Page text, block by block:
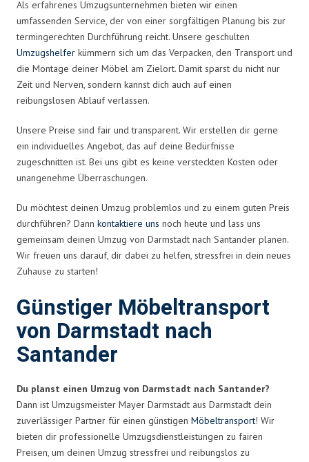
Als erfahrenes Umzugsunternehmen bieten wir einen
umfassenden Service, der von einer sorgfältigen Planung bis zur
termingerechten Durchführung reicht. Unsere geschulten
Umzugshelfer kümmern sich um das Verpacken, den Transport und
die Montage deiner Möbel am Zielort. Damit sparst du nicht nur
Zeit und Nerven, sondern kannst dich auch auf einen
reibungslosen Ablauf verlassen.
Unsere Preise sind fair und transparent. Wir erstellen dir gerne
ein individuelles Angebot, das auf deine Bedürfnisse
zugeschnitten ist. Bei uns gibt es keine versteckten Kosten oder
unangenehme Überraschungen.
Du möchtest deinen Umzug problemlos und zu einem guten Preis
durchführen? Dann kontaktiere uns noch heute und lass uns
gemeinsam deinen Umzug von Darmstadt nach Santander planen.
Wir freuen uns darauf, dir dabei zu helfen, stressfrei in dein neues
Zuhause zu starten!
Günstiger Möbeltransport
von Darmstadt nach
Santander
Du planst einen Umzug von Darmstadt nach Santander?
Dann ist Umzugsmeister Mayer Darmstadt aus Darmstadt dein
zuverlässiger Partner für einen günstigen Möbeltransport! Wir
bieten dir professionelle Umzugsdienstleistungen zu fairen
Preisen, um deinen Umzug stressfrei und reibungslos zu